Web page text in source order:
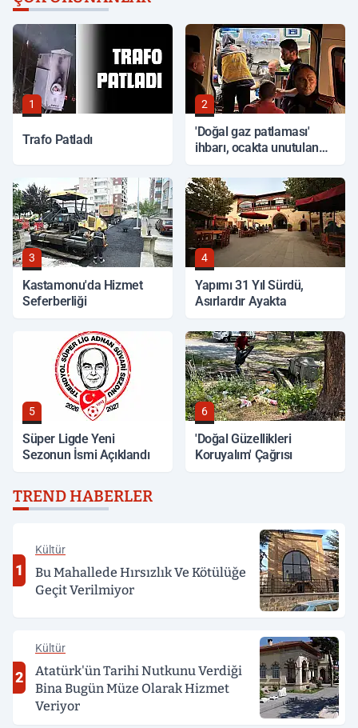
1
Trafo Patladı
2
'Doğal gaz patlaması'
ihbarı, ocakta unutulan
3
Kastamonu'da Hizmet
Seferberliği
4
Yapımı 31 Yıl Sürdü,
Asırlardır Ayakta
5
Süper Ligde Yeni
Sezonun İsmi Açıklandı
6
'Doğal Güzellikleri
Koruyalım' Çağrısı
TREND HABERLER
1
Kültür
Bu Mahallede Hırsızlık Ve Kötülüğe
Geçit Verilmiyor
2
Kültür
Atatürk'ün Tarihi Nutkunu Verdiği
Bina Bugün Müze Olarak Hizmet
Veriyor